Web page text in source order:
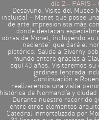
día 2.- PARIS –
Desayuno. Visita del Museo
incluida) – Monet que posee
de arte impresionista más
donde destacan
obras de Monet, incluyendo su
naciente” que dará el
pictórico. Salida a Giverny
mundo entero gracias a
aquí 43 años. Visitaremos su
jardines (entrada
Continuación a
realizaremos una visita
histórica de Normandía y
Durante nuestro recorrido
entre otros elementos
Catedral inmortalizada por